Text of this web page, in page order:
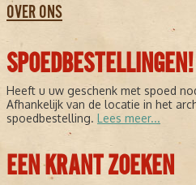
OVER ONS
SPOEDBESTELLINGEN!
Heeft u uw geschenk met spoed
Afhankelijk van de locatie in het
spoedbestelling. Lees meer...
EEN KRANT ZOEKEN